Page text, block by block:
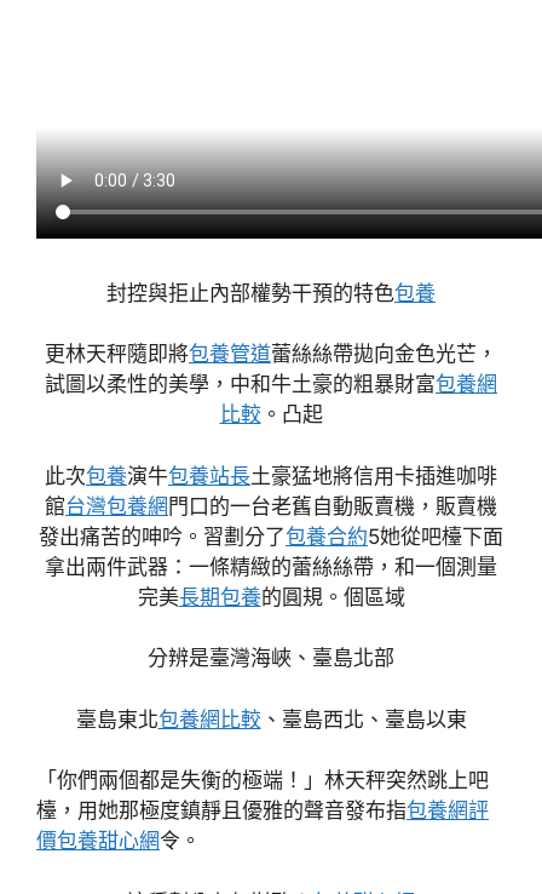
封控與拒止內部權勢干預的特色包養
更林天秤隨即將包養管道蕾絲絲帶拋向金色光芒，
試圖以柔性的美學，中和牛土豪的粗暴財富包養網
比較。凸起
此次包養演牛包養站長土豪猛地將信用卡插進咖啡
館台灣包養網 門口的一台老舊自動販賣機，販賣機
發出痛苦的呻吟。習劃分了包養合約5她從吧檯下面
拿出兩件武器：一條精緻的蕾絲絲帶，和一個測量
完美長期包養的圓規。個區域
分辨是臺灣海峽、臺島北部
臺島東北包養網比較、臺島西北、臺島以東
「你們兩個都是失衡的極端！」林天秤突然跳上吧
檯，用她那極度鎮靜且優雅的聲音發布指包養網評
價包養甜心網令。